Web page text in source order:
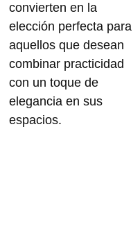
convierten en la
elección perfecta para
aquellos que desean
combinar practicidad
con un toque de
elegancia en sus
espacios.